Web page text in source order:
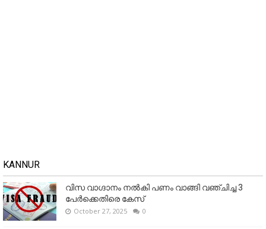
KANNUR
വിസ വാഗ്ദാനം നൽകി പണം വാങ്ങി വഞ്ചിച്ച 3
പേർക്കെതിരെ കേസ്
October 27, 2025 0